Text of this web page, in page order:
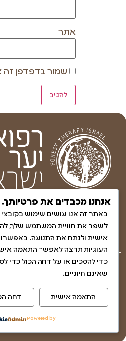
אתר
שמור בדפדפן זה
באמצעות הטבע.
שאלות ותשובות
מדיניות האתר ופרטיות
© כל
אנחנו מכבדים את פרטיותך.
באתר זה אנו עושים שימוש בקובצי
לשפר את חוויית המשתמש שלך,
אישית ולנתח את התנועה.
העוגיות תרצה לאפשר התאמה
כדי להסכים או על דחה הכול כדי
שאינם חיוניים.
התאמה אישית דחה
Powered by